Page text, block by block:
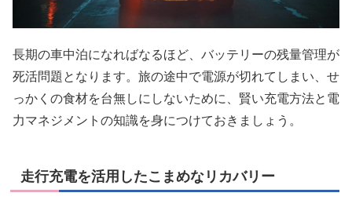
長期の車中泊になればなるほど、バッテリーの残量管理が
死活問題となります。旅の途中で電源が切れてしまい、せ
っかくの食材を台無しにしないために、賢い充電方法と電
力マネジメントの知識を身につけておきましょう。
走行充電を活用したこまめなリカバリー